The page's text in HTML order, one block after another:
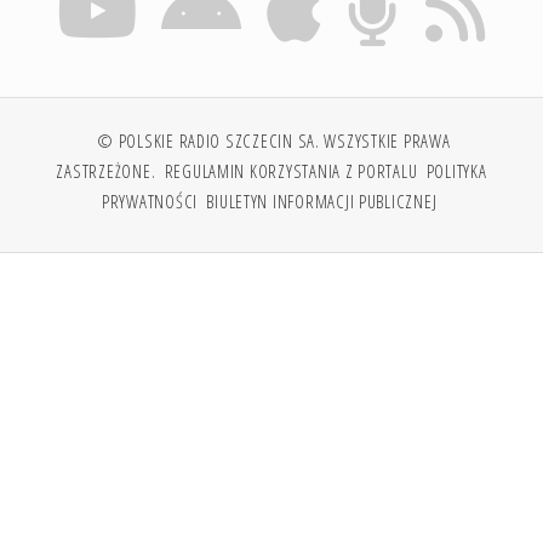
© POLSKIE RADIO SZCZECIN SA. WSZYSTKIE PRAWA
ZASTRZEŻONE. REGULAMIN KORZYSTANIA Z PORTALU POLITYKA
PRYWATNOŚCI BIULETYN INFORMACJI PUBLICZNEJ